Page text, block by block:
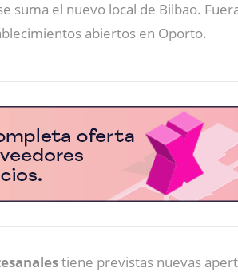
suma el nuevo local de Bilbao.
abiertos en Oporto.
tiene previstas nuevas